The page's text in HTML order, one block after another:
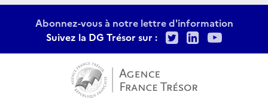
Abonnez-vous à notre lettre d'information
Suivez la DG Trésor sur :
TwitterLinkedIn